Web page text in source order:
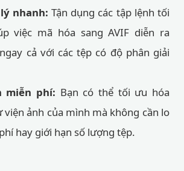
nhanh: Tận dụng các tập lệnh tối
việc mã hóa sang AVIF diễn ra
cả với các tệp có độ phân giải
miễn phí: Bạn có thể tối ưu hóa
ảnh của mình mà không cần lo
hay giới hạn số lượng tệp.